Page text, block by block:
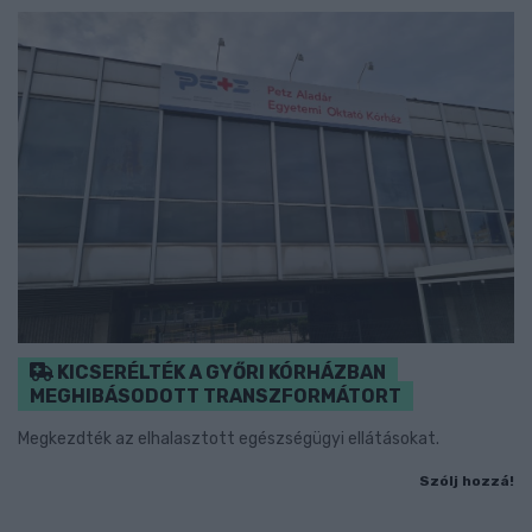
KICSERÉLTÉK A GYŐRI KÓRHÁZBAN
MEGHIBÁSODOTT TRANSZFORMÁTORT
Megkezdték az elhalasztott egészségügyi ellátásokat.
Szólj hozzá!